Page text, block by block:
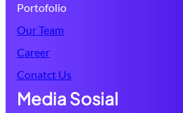
Portofolio
Our Team
Career
Conatct Us
Media Sosial